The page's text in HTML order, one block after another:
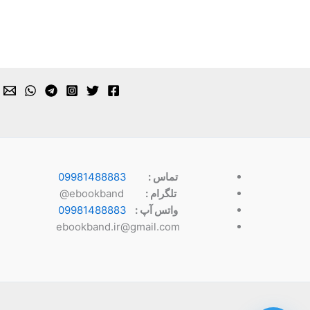
تماس :
09981488883
تلگرام :
واتس آپ :
09981488883
ebookband.ir@gmail.com